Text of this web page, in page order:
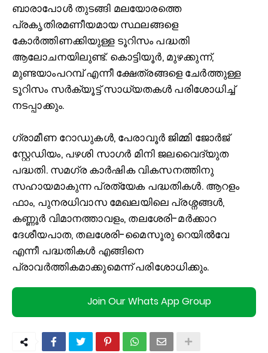
ബാരാപോള്‍ തുടങ്ങി മലയോരത്തെ
പ്രകൃതിരമണീയമായ സ്ഥലങ്ങളെ
കോർത്തിണക്കിയുള്ള ടൂറിസം പദ്ധതി
ആലോചനയിലുണ്ട്. കൊട്ടിയൂർ, മുഴക്കുന്ന്,
മുണ്ടയാംപറമ്പ് എന്നീ ക്ഷേത്രങ്ങളെ ചേർത്തുള്ള
ടൂറിസം സർക്യൂട്ട് സാധ്യതകള്‍ പരിശോധിച്ച്‌
നടപ്പാക്കും.
ഗ്രാമീണ റോഡുകള്‍, പേരാവൂർ ജിമ്മി ജോർജ്
സ്റ്റേഡിയം, പഴശി സാഗർ മിനി ജലവൈദ്യുത
പദ്ധതി. സമഗ്ര കാർഷിക വികസനത്തിനു
സഹായമാകുന്ന പ്രത്യേക പദ്ധതികള്‍. ആറളം
ഫാം, പുനരധിവാസ മേഖലയിലെ പ്രശ്നങ്ങള്‍,
കണ്ണൂർ വിമാനത്താവളം, തലശേരി-മർക്കാറ
ദേശീയപാത, തലശേരി-മൈസൂരു റെയില്‍വേ
എന്നീ പദ്ധതികള്‍ എങ്ങിനെ
പ്രാവർത്തികമാക്കുമെന്ന് പരിശോധിക്കും.
Join Our Whats App Group